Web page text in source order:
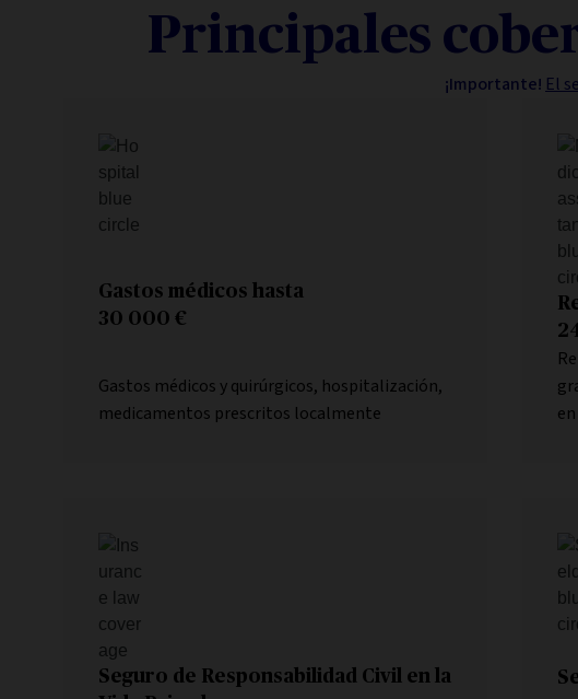
Principales
¡Importante! El
Gastos médicos hasta
30 000 €
Gastos médicos y quirúrgicos, hospitalización,
medicamentos prescritos localmente
Seguro de Responsabilidad Civil en la